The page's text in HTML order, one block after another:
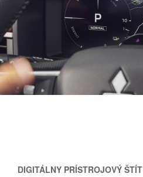
DIGITÁLNY PRÍSTROJOVÝ ŠTÍT